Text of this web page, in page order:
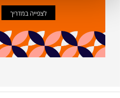
לצפייה במדריך